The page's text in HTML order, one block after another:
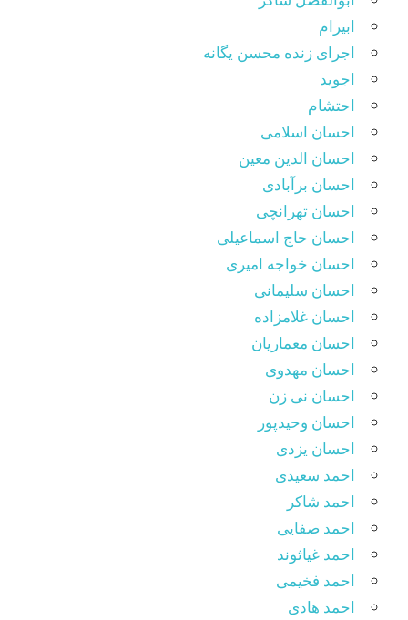
ابیرام
اجرای زنده محسن یگانه
اجوید
احتشام
احسان اسلامی
احسان الدین معین
احسان برآبادی
احسان تهرانچی
احسان حاج اسماعیلی
احسان خواجه امیری
احسان سلیمانی
احسان غلامزاده
احسان معماریان
احسان مهدوی
احسان نی زن
احسان وحیدپور
احسان یزدی
احمد سعیدی
احمد شاکر
احمد صفایی
احمد غیاثوند
احمد فخیمی
احمد هادی